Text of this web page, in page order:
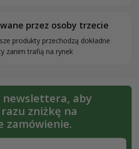
przez osoby trzecie
produkty przechodzą dokładne
zanim trafią na rynek
newslettera, aby
zniżkę na
zamówienie.